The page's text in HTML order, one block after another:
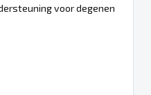
voor degenen